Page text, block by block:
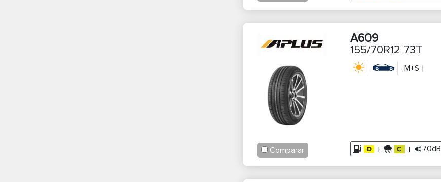
Comparar
A609
155/70R12 73T
M+S
| | 70dB